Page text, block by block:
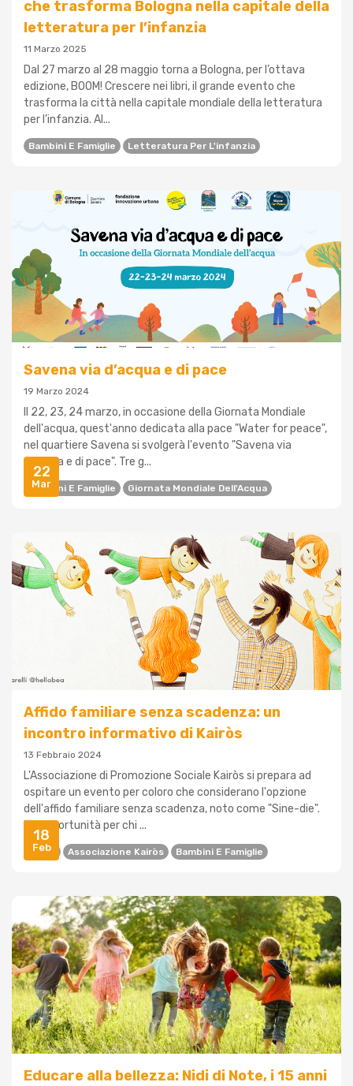
che trasforma Bologna nella capitale della
letteratura per l’infanzia
11 Marzo 2025
Dal 27 marzo al 28 maggio torna a Bologna, per l’ottava
edizione, BOOM! Crescere nei libri, il grande evento che
trasforma la città nella capitale mondiale della letteratura
per l’infanzia. Al...
Bambini E Famiglie Letteratura Per L'infanzia
22
Mar
Savena via d’acqua e di pace
19 Marzo 2024
Il 22, 23, 24 marzo, in occasione della Giornata Mondiale
dell'acqua, quest'anno dedicata alla pace "Water for peace",
nel quartiere Savena si svolgerà l'evento "Savena via
d'acqua e di pace". Tre g...
Bambini E Famiglie Giornata Mondiale Dell'Acqua
18
Feb
Affido familiare senza scadenza: un
incontro informativo di Kairòs
13 Febbraio 2024
L'Associazione di Promozione Sociale Kairòs si prepara ad
ospitare un evento per coloro che considerano l'opzione
dell'affido familiare senza scadenza, noto come "Sine-die".
Un'opportunità per chi ...
Affido Associazione Kairòs Bambini E Famiglie
Educare alla bellezza: Nidi di Note, i 15 anni